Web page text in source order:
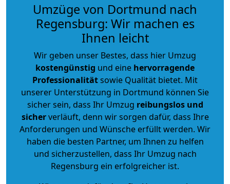
Umzüge von Dortmund nach
Regensburg: Wir machen es
Ihnen leicht
Wir geben unser Bestes, dass hier Umzug
kostengünstig und eine hervorragende
Professionalitätsowie Qualität bietet. Mit
unserer Unterstützung in Dortmund können Sie
sicher sein, dass Ihr Umzug reibungslos und
sicherverläuft, denn wir sorgen dafür, dass Ihre
Anforderungen und Wünsche erfüllt werden. Wir
haben die besten Partner, um Ihnen zu helfen
und sicherzustellen, dass Ihr Umzug nach
Regensburg ein erfolgreicher ist.